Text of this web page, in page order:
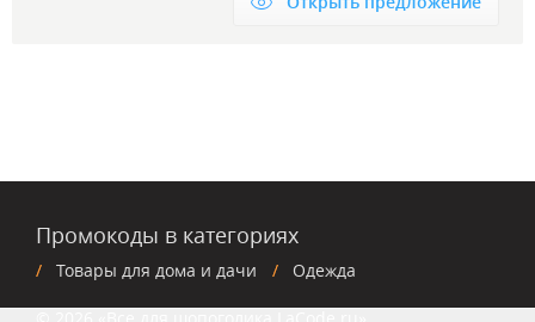
Промокоды в категориях
Товары для дома и дачи Одежда